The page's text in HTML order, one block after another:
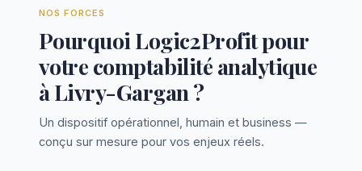
NOS FORCES
Pourquoi Logic2Profit pour
votre comptabilité analytique
à Livry-Gargan ?
Un dispositif opérationnel, humain et business —
conçu sur mesure pour vos enjeux réels.